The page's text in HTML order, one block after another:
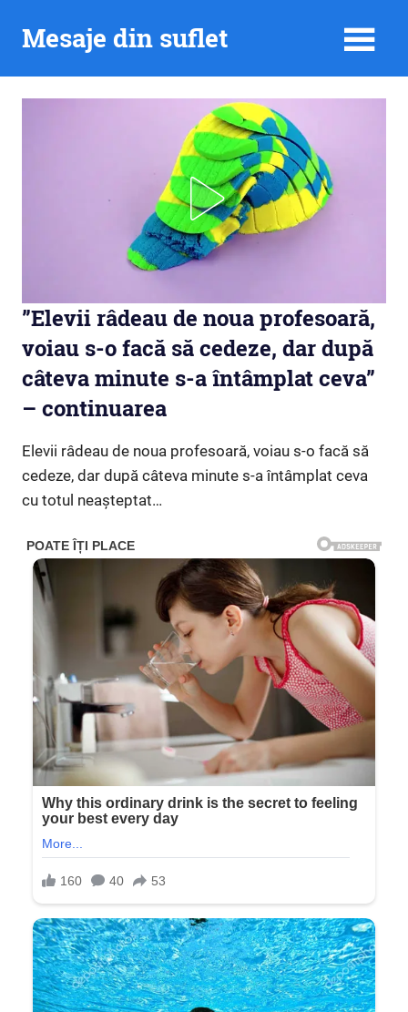
Mesaje din suflet
”Elevii râdeau de noua profesoară,
voiau s-o facă să cedeze, dar după
câteva minute s-a întâmplat ceva”
– continuarea
Elevii râdeau de noua profesoară, voiau s-o facă să
cedeze, dar după câteva minute s-a întâmplat ceva
cu totul neașteptat…